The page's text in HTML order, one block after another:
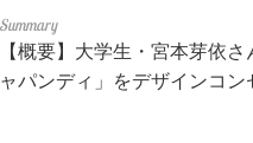
【概要】大学生・宮本芽依
ャパンディ」をデザインコン